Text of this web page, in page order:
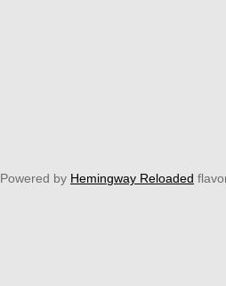
Powered by Hemingway Reloaded